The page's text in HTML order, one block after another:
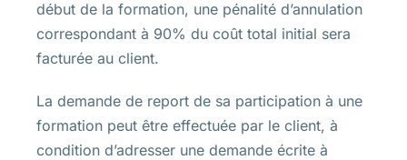
début de la formation, une pénalité d’annulation
correspondant à 90% du coût total initial sera
facturée au client.
La demande de report de sa participation à une
formation peut être effectuée par le client, à
condition d’adresser une demande écrite à